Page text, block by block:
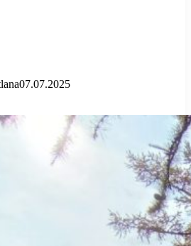
07.07.2025